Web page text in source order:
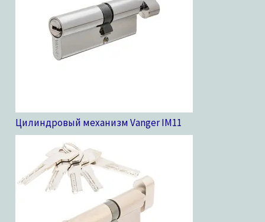
Цилиндровый механизм Vanger IM11